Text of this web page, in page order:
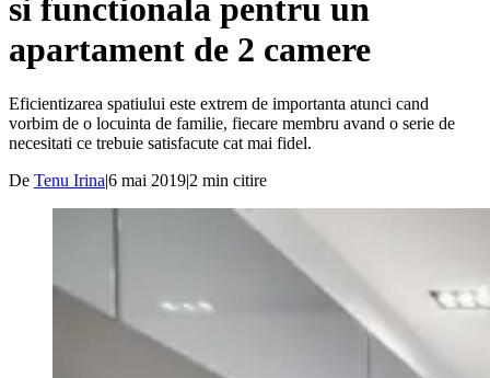
si functionala pentru un
apartament de 2 camere
Eficientizarea spatiului este extrem de importanta atunci cand
vorbim de o locuinta de familie, fiecare membru avand o serie de
necesitati ce trebuie satisfacute cat mai fidel.
De Tenu Irina|6 mai 2019|2 min citire